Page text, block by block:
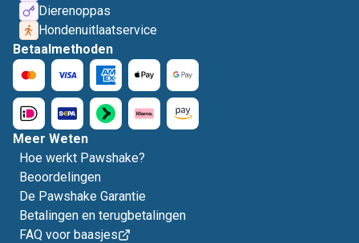
Dierenoppas
Hondenuitlaatservice
Betaalmethoden
Meer Weten
Hoe werkt Pawshake?
Beoordelingen
De Pawshake Garantie
Betalingen en terugbetalingen
FAQ voor baasjes